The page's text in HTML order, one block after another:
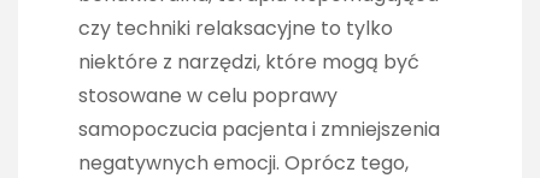
czy techniki relaksacyjne to tylko
niektóre z narzędzi, które mogą być
stosowane w celu poprawy
samopoczucia pacjenta i zmniejszenia
negatywnych emocji. Oprócz tego,